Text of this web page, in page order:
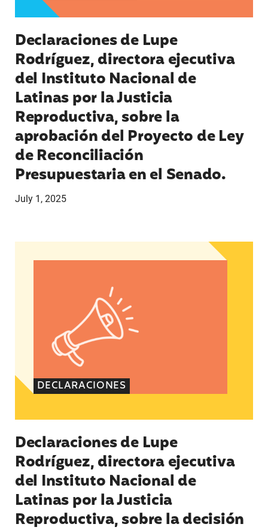
Declaraciones de Lupe
Rodríguez, directora ejecutiva
del Instituto Nacional de
Latinas por la Justicia
Reproductiva, sobre la
aprobación del Proyecto de Ley
de Reconciliación
Presupuestaria en el Senado.
July 1, 2025
Declaraciones de Lupe Rodríguez, directora
DECLARACIONES
Declaraciones de Lupe
Rodríguez, directora ejecutiva
del Instituto Nacional de
Latinas por la Justicia
Reproductiva, sobre la decisión